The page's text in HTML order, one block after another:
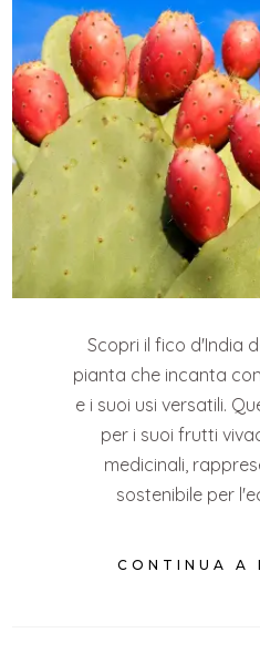
Scopri il fico d'India
pianta che incanta
e i suoi usi versatili.
per i suoi frutti
medicinali,
sostenibile per
CONTINUA A